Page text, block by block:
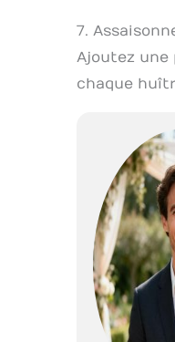
7.
Ajoutez une
chaque